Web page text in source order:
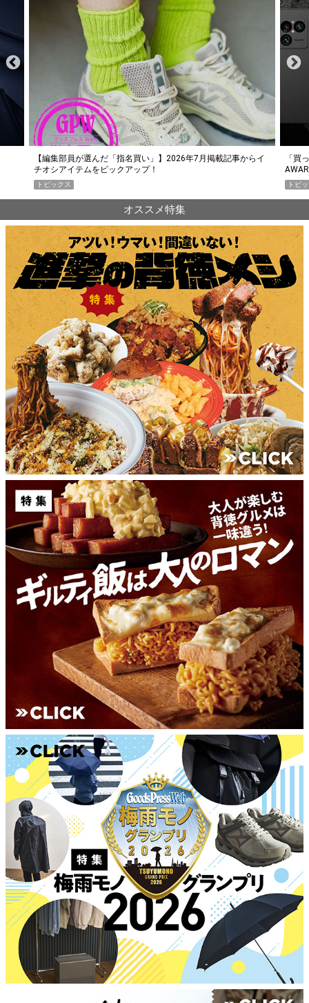
「買って損なし」の極上スマホ5選【GoodsPress 2026上半期
AWARD】
トピックス
薄着
PR
オススメ特集